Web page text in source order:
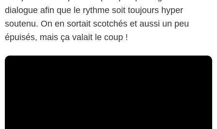
dialogue afin que le rythme soit toujours hyper
soutenu. On en sortait scotchés et aussi un peu
épuisés, mais ça valait le coup !